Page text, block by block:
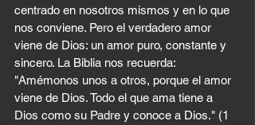
centrado en nosotros mismos y en lo que
nos conviene. Pero el verdadero amor
viene de Dios: un amor puro, constante y
sincero. La Biblia nos recuerda:
"Amémonos unos a otros, porque el amor
viene de Dios. Todo el que ama tiene a
Dios como su Padre y conoce a Dios." (1